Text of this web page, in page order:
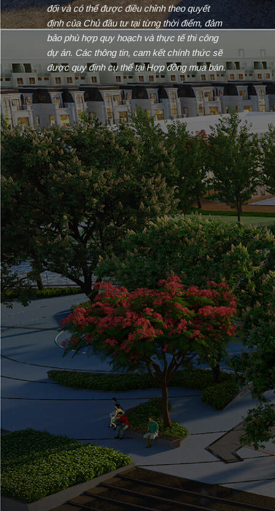
đối và có thể được điều chỉnh theo quyết
định của Chủ đầu tư tại từng thời điểm, đảm
bảo phù hợp quy hoạch và thực tế thi công
dự án. Các thông tin, cam kết chính thức sẽ
được quy định cụ thể tại Hợp đồng mua bán.